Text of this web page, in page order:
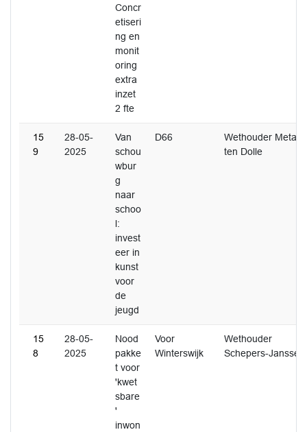
Concr
etiseri
ng en
monit
oring
extra
inzet
2 fte
15
9
28-05-
2025
Van
schou
wbur
g
naar
schoo
l:
invest
eer in
kunst
voor
de
jeugd
D66
Wethouder Metaal-
ten Dolle
15
8
28-05-
2025
Nood
pakke
t voor
'kwet
sbare
'
inwon
Voor
Winterswijk
Wethouder
Schepers-Janssen